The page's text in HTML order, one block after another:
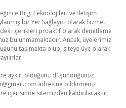
Bilgi Teknolojileri ve İletişim
bir Yer Sağlayıcı olarak hizmet
içerikleri proaktif olarak denetleme
bulunmamaktadır. Ancak, üyelerimiz
taşımakta olup, siteye üye olarak
aykırı olduğunu düşündüğünüz
adresine bildirmeniz
içerisinde sitemizden kaldırılacaktır.